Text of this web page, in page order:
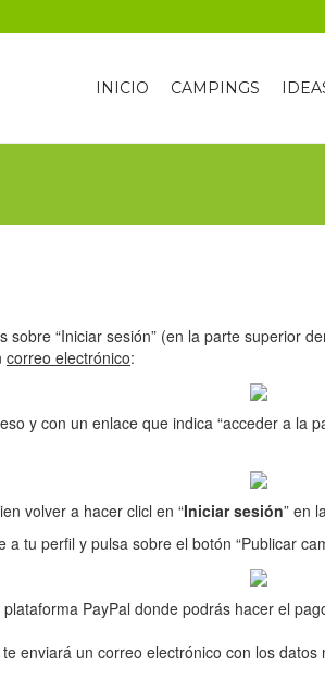
INICIO CAMPINGS
sobre “Iniciar sesión” (en la parte superior
correo electrónico:
y con un enlace que indica “acceder a
volver a hacer clicl en “Iniciar sesión” en
a tu perfil y pulsa sobre el botón “Publicar
PayPal donde podrás hacer el
enviará un correo electrónico con los